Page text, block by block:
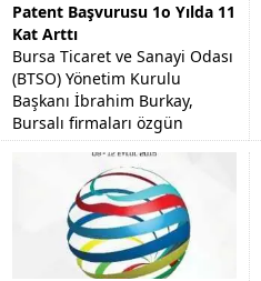
Patent Başvurusu 1o Yılda 11
Kat Arttı
Bursa Ticaret ve Sanayi Odası
(BTSO) Yönetim Kurulu
Başkanı İbrahim Burkay,
Bursalı firmaları özgün
tasarımlara yönlendirmeyi
hedeflediklerini söyledi.